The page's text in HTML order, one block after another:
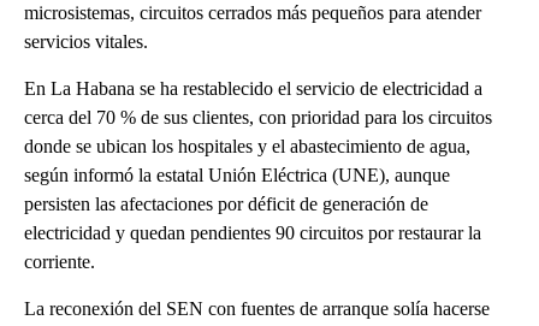
microsistemas, circuitos cerrados más pequeños para atender
servicios vitales.
En La Habana se ha restablecido el servicio de electricidad a
cerca del 70 % de sus clientes, con prioridad para los circuitos
donde se ubican los hospitales y el abastecimiento de agua,
según informó la estatal Unión Eléctrica (UNE), aunque
persisten las afectaciones por déficit de generación de
electricidad y quedan pendientes 90 circuitos por restaurar la
corriente.
La reconexión del SEN con fuentes de arranque solía hacerse